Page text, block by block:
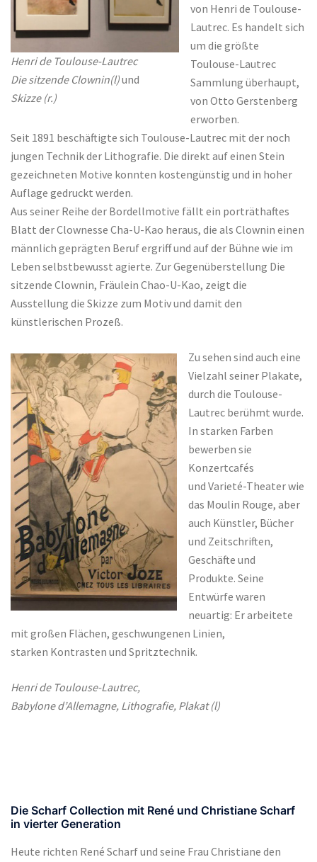
Henri de Toulouse-Lautrec
Die sitzende Clownin(l)und
Skizze (r.)
von Henri de Toulouse-
Lautrec. Es handelt sich
um die größte
Toulouse-Lautrec
Sammlung überhaupt,
von Otto Gerstenberg
erworben.
Seit 1891 beschäftigte sich Toulouse-Lautrec mit der noch
jungen Technik der Lithografie. Die direkt auf einen Stein
gezeichneten Motive konnten kostengünstig und in hoher
Auflage gedruckt werden.
Aus seiner Reihe der Bordellmotive fällt ein porträthaftes
Blatt der Clownesse Cha-U-Kao heraus, die als Clownin einen
männlich geprägten Beruf ergriff und auf der Bühne wie im
Leben selbstbewusst agierte. Zur Gegenüberstellung Die
sitzende Clownin, Fräulein Chao-U-Kao, zeigt die
Ausstellung die Skizze zum Motiv und damit den
künstlerischen Prozeß.
Zu sehen sind auch eine
Vielzahl seiner Plakate,
durch die Toulouse-
Lautrec berühmt wurde.
In starken Farben
bewerben sie
Konzertcafés
und Varieté-Theater wie
das Moulin Rouge, aber
auch Künstler, Bücher
und Zeitschriften,
Geschäfte und
Produkte. Seine
Entwürfe waren
neuartig: Er arbeitete
mit großen Flächen, geschwungenen Linien,
starken Kontrasten und Spritztechnik.
Henri de Toulouse-Lautrec,
Babylone d’Allemagne, Lithografie, Plakat (l)
Die Scharf Collection mit René und Christiane Scharf
in vierter Generation
Heute richten René Scharf und seine Frau Christiane den